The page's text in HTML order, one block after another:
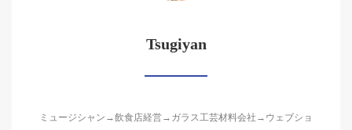
Tsugiyan
ミュージシャン→飲食店経営→ガラス工芸材料会社→ウェブショ